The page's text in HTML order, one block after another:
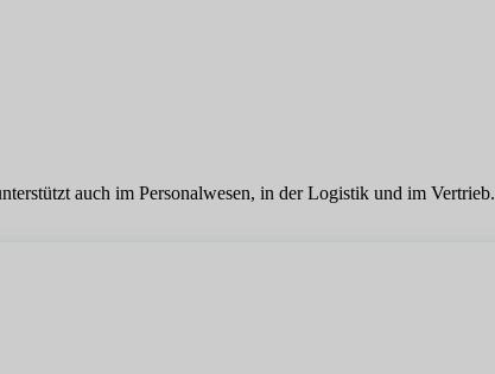
auch im Personalwesen, in der Logistik und im Vertrieb.